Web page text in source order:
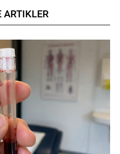
MONTHLY PRICING
ARTIKLER